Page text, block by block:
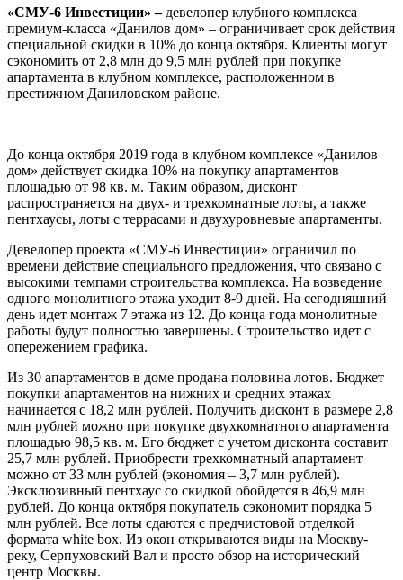
«СМУ-6 Инвестиции» – девелопер клубного комплекса
премиум-класса «Данилов дом» – ограничивает срок действия
специальной скидки в 10% до конца октября. Клиенты могут
сэкономить от 2,8 млн до 9,5 млн рублей при покупке
апартамента в клубном комплексе, расположенном в
престижном Даниловском районе.
До конца октября 2019 года в клубном комплексе «Данилов
дом» действует скидка 10% на покупку апартаментов
площадью от 98 кв. м. Таким образом, дисконт
распространяется на двух- и трехкомнатные лоты, а также
пентхаусы, лоты с террасами и двухуровневые апартаменты.
Девелопер проекта «СМУ-6 Инвестиции» ограничил по
времени действие специального предложения, что связано с
высокими темпами строительства комплекса. На возведение
одного монолитного этажа уходит 8-9 дней. На сегодняшний
день идет монтаж 7 этажа из 12. До конца года монолитные
работы будут полностью завершены. Строительство идет с
опережением графика.
Из 30 апартаментов в доме продана половина лотов. Бюджет
покупки апартаментов на нижних и средних этажах
начинается с 18,2 млн рублей. Получить дисконт в размере 2,8
млн рублей можно при покупке двухкомнатного апартамента
площадью 98,5 кв. м. Его бюджет с учетом дисконта составит
25,7 млн рублей. Приобрести трехкомнатный апартамент
можно от 33 млн рублей (экономия – 3,7 млн рублей).
Эксклюзивный пентхаус со скидкой обойдется в 46,9 млн
рублей. До конца октября покупатель сэкономит порядка 5
млн рублей. Все лоты сдаются с предчистовой отделкой
формата white box. Из окон открываются виды на Москву-
реку, Серпуховский Вал и просто обзор на исторический
центр Москвы.